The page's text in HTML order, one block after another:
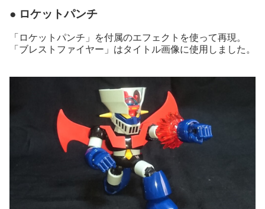
● ロケットパンチ
「ロケットパンチ」を付属のエフェクトを使って再現。
「ブレストファイヤー」はタイトル画像に使用しました。